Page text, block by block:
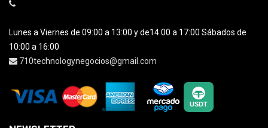
Lunes a Viernes de 09:00 a 13:00 y de14:00 a 17:00 Sábados de
10:00 a 16:00
710technologynegocios@gmail.com